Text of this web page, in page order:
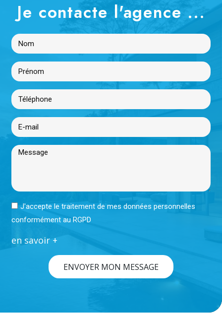
Je contacte l'agence ...
J'accepte le traitement de mes données personnelles
conformément au RGPD
en savoir +
ENVOYER MON MESSAGE